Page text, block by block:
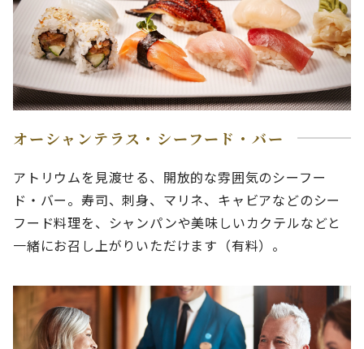
オーシャンテラス・シーフード・バー
アトリウムを見渡せる、開放的な雰囲気のシーフー
ド・バー。寿司、刺身、マリネ、キャビアなどのシー
フード料理を、シャンパンや美味しいカクテルなどと
一緒にお召し上がりいただけます（有料）。